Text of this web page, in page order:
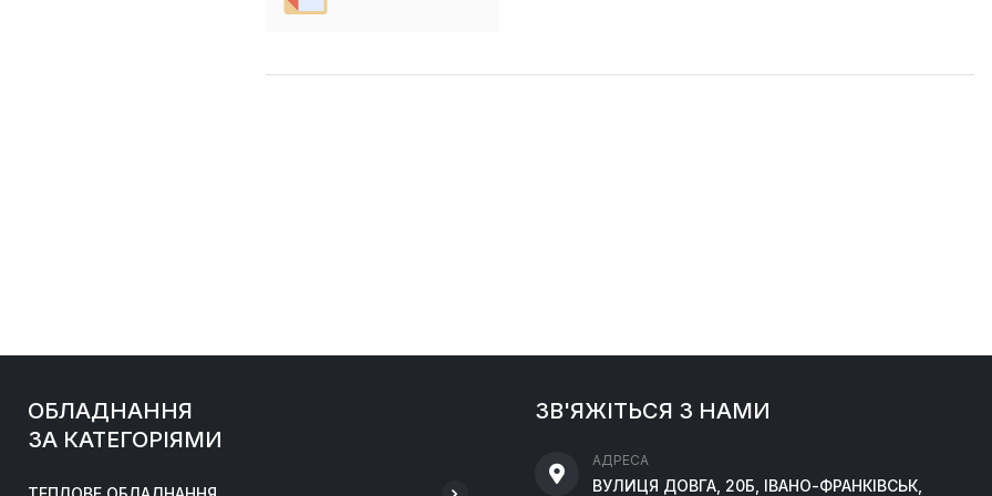
ОБЛАДНАННЯ
ЗА КАТЕГОРІЯМИ
ЗВ'ЯЖІТЬСЯ З НАМИ
АДРЕСА
ВУЛИЦЯ ДОВГА, 20Б, ІВАНО-ФРАНКІВСЬК,